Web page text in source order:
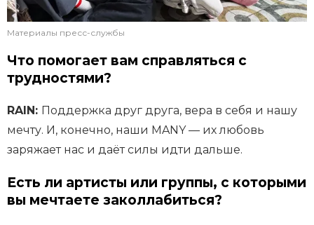
Материалы пресс-службы
Что помогает вам справляться с
трудностями?
RAIN: Поддержка друг друга, вера в себя и нашу
мечту. И, конечно, наши MANY — их любовь
заряжает нас и даёт силы идти дальше.
Есть ли артисты или группы, с которыми
вы мечтаете заколлабиться?